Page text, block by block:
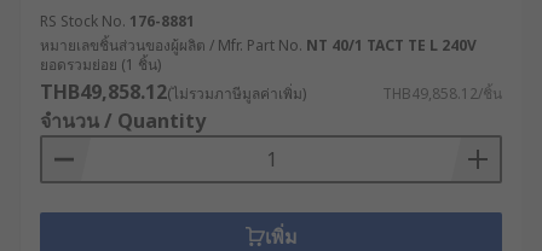
RS Stock No. 176-8881
หมายเลขชิ้นส่วนของผู้ผลิต / Mfr. Part No. NT 40/1 TACT TE L 240V
ยอดรวมย่อย (1 ชิ้น)
THB49,858.12(ไม่รวมภาษีมูลค่าเพิ่ม) THB49,858.12/ชิ้น
จำนวน / Quantity
เพิ่ม